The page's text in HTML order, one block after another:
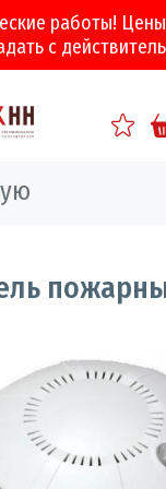
работы!
с
и люки
справочная
эвакуации, знаки
составы